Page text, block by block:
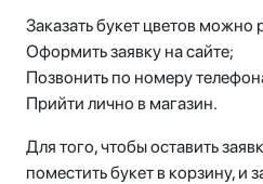
Заказать букет цветов
Оформить заявку на сайте;
Позвонить по номеру
Прийти лично в магазин.
Для того, чтобы оставить
поместить букет в корзину, и